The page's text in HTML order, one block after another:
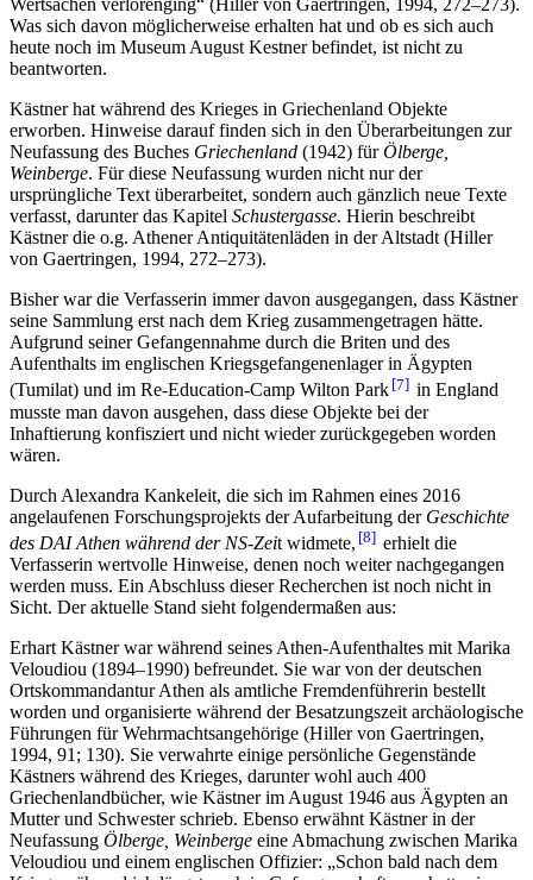
Wertsachen verlorenging“ (Hiller von Gaertringen, 1994, 272–273).
Was sich davon möglicherweise erhalten hat und ob es sich auch
heute noch im Museum August Kestner befindet, ist nicht zu
beantworten.
Kästner hat während des Krieges in Griechenland Objekte
erworben. Hinweise darauf finden sich in den Überarbeitungen zur
Neufassung des Buches Griechenland (1942) fürÖlberge,
Weinberge. Für diese Neufassung wurden nicht nur der
ursprüngliche Text überarbeitet, sondern auch gänzlich neue Texte
verfasst, darunter das Kapitel Schustergasse. Hierin beschreibt
Kästner die o.g. Athener Antiquitätenläden in der Altstadt (Hiller
von Gaertringen, 1994, 272–273).
Bisher war die Verfasserin immer davon ausgegangen, dass Kästner
seine Sammlung erst nach dem Krieg zusammengetragen hätte.
Aufgrund seiner Gefangennahme durch die Briten und des
Aufenthalts im englischen Kriegsgefangenenlager in Ägypten
(Tumilat) und im Re-Education-Camp Wilton Park 7
in England
musste man davon ausgehen, dass diese Objekte bei der
Inhaftierung konfisziert und nicht wieder zurückgegeben worden
wären.
Durch Alexandra Kankeleit, die sich im Rahmen eines 2016
angelaufenen Forschungsprojekts der Aufarbeitung der Geschichte
des DAI Athen während der NS-Zeit widmete, 8
erhielt die
Verfasserin wertvolle Hinweise, denen noch weiter nachgegangen
werden muss. Ein Abschluss dieser Recherchen ist noch nicht in
Sicht. Der aktuelle Stand sieht folgendermaßen aus:
Erhart Kästner war während seines Athen-Aufenthaltes mit Marika
Veloudiou (1894–1990) befreundet. Sie war von der deutschen
Ortskommandantur Athen als amtliche Fremdenführerin bestellt
worden und organisierte während der Besatzungszeit archäologische
Führungen für Wehrmachtsangehörige (Hiller von Gaertringen,
1994, 91; 130). Sie verwahrte einige persönliche Gegenstände
Kästners während des Krieges, darunter wohl auch 400
Griechenlandbücher, wie Kästner im August 1946 aus Ägypten an
Mutter und Schwester schrieb. Ebenso erwähnt Kästner in der
Neufassung Ölberge, Weinberge eine Abmachung zwischen Marika
Veloudiou und einem englischen Offizier: „Schon bald nach dem